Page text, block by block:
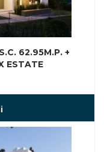
62.95M.P. +
ESTATE